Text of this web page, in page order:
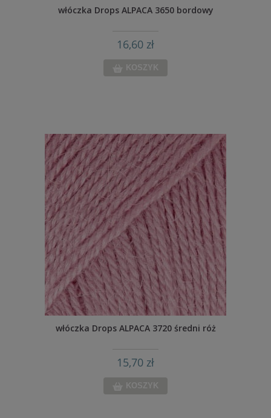
włóczka Drops ALPACA 3650 bordowy
16,60 zł
KOSZYK
włóczka Drops ALPACA 3720 średni róż
15,70 zł
KOSZYK